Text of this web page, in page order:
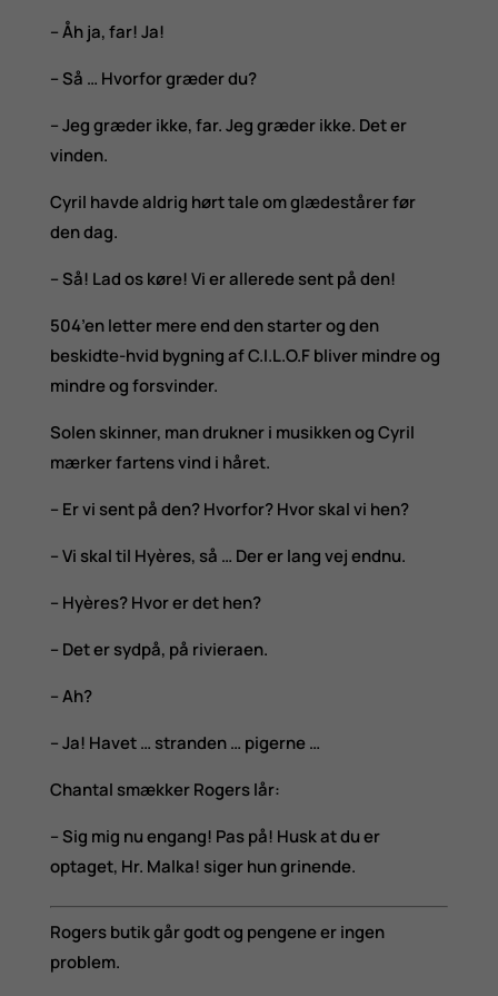
– Åh ja, far! Ja!
– Så … Hvorfor græder du?
– Jeg græder ikke, far. Jeg græder ikke. Det er
vinden.
Cyril havde aldrig hørt tale om glædestårer før
den dag.
– Så! Lad os køre! Vi er allerede sent på den!
504’en letter mere end den starter og den
beskidte-hvid bygning af C.I.L.O.F bliver mindre og
mindre og forsvinder.
Solen skinner, man drukner i musikken og Cyril
mærker fartens vind i håret.
– Er vi sent på den? Hvorfor? Hvor skal vi hen?
– Vi skal til Hyères, så … Der er lang vej endnu.
– Hyères? Hvor er det hen?
– Det er sydpå, på rivieraen.
– Ah?
– Ja! Havet … stranden … pigerne …
Chantal smækker Rogers lår:
– Sig mig nu engang! Pas på! Husk at du er
optaget, Hr. Malka! siger hun grinende.
Rogers butik går godt og pengene er ingen
problem.